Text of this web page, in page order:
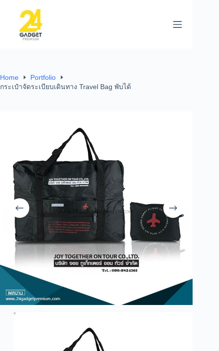
Home
Portfolio
กระเป๋าจัดระเบียบเดินทาง Travel Bag พับได้